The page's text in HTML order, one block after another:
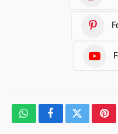
WhatsAppFacebookTwitter